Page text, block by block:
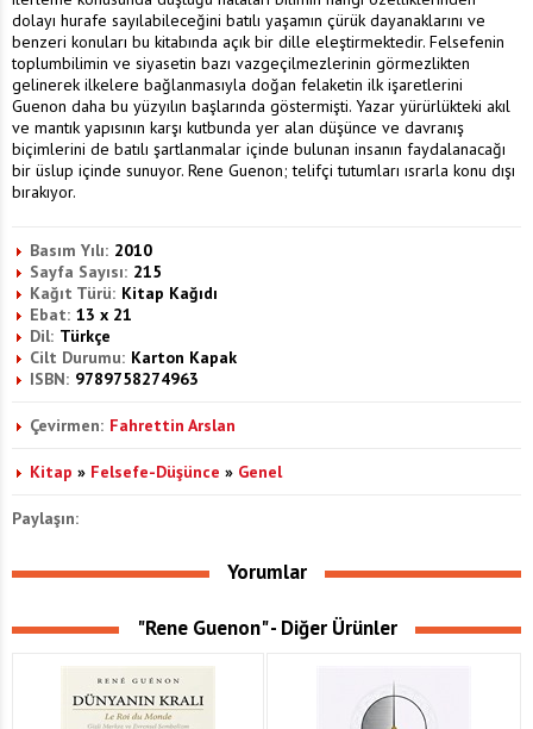
dolayı hurafe sayılabileceğini batılı yaşamın çürük dayanaklarını ve
benzeri konuları bu kitabında açık bir dille eleştirmektedir. Felsefenin
toplumbilimin ve siyasetin bazı vazgeçilmezlerinin görmezlikten
gelinerek ilkelere bağlanmasıyla doğan felaketin ilk işaretlerini
Guenon daha bu yüzyılın başlarında göstermişti. Yazar yürürlükteki akıl
ve mantık yapısının karşı kutbunda yer alan düşünce ve davranış
biçimlerini de batılı şartlanmalar içinde bulunan insanın faydalanacağı
bir üslup içinde sunuyor. Rene Guenon; telifçi tutumları ısrarla konu dışı
bırakıyor.
Basım Yılı: 2010
Sayfa Sayısı: 215
Kağıt Türü: Kitap Kağıdı
Ebat: 13 x 21
Dil: Türkçe
Cilt Durumu: Karton Kapak
ISBN: 9789758274963
Çevirmen: Fahrettin Arslan
Kitap » Felsefe-Düşünce » Genel
Paylaşın:
Yorumlar
"Rene Guenon" - Diğer Ürünler